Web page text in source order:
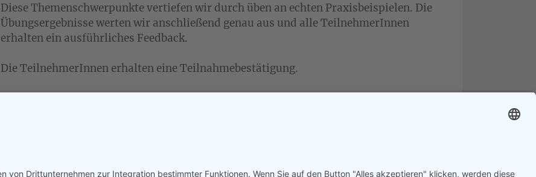
Diese Themenschwerpunkte vertiefen wir durch üben an echten Praxisbeispielen. Die
Übungsergebnisse werten wir anschließend genau aus und alle TeilnehmerInnen
erhalten ein ausführliches Feedback.
Die TeilnehmerInnen erhalten eine Teilnahmebestätigung.